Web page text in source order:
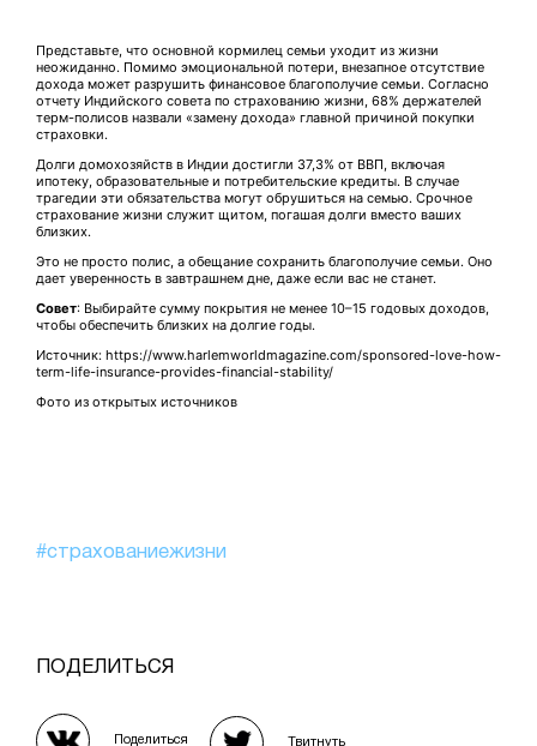
Представьте, что основной кормилец семьи уходит из жизни
неожиданно. Помимо эмоциональной потери, внезапное отсутствие
дохода может разрушить финансовое благополучие семьи. Согласно
отчету Индийского совета по страхованию жизни, 68% держателей
терм-полисов назвали «замену дохода» главной причиной покупки
страховки.
Долги домохозяйств в Индии достигли 37,3% от ВВП, включая
ипотеку, образовательные и потребительские кредиты. В случае
трагедии эти обязательства могут обрушиться на семью. Срочное
страхование жизни служит щитом, погашая долги вместо ваших
близких.
Это не просто полис, а обещание сохранить благополучие семьи. Оно
дает уверенность в завтрашнем дне, даже если вас не станет.
Совет: Выбирайте сумму покрытия не менее 10–15 годовых доходов,
чтобы обеспечить близких на долгие годы.
Источник: https://www.harlemworldmagazine.com/sponsored-love-how-
term-life-insurance-provides-financial-stability/
Фото из открытых источников
#страхованиежизни
ПОДЕЛИТЬСЯ
Поделиться Твитнуть